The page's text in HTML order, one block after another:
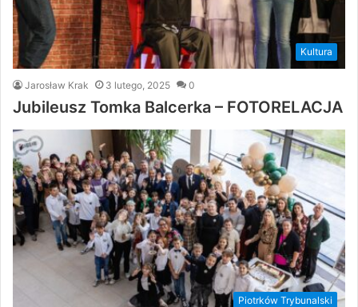
Kultura
Jarosław Krak 3 lutego, 2025 0
Jubileusz Tomka Balcerka – FOTORELACJA
Piotrków Trybunalski